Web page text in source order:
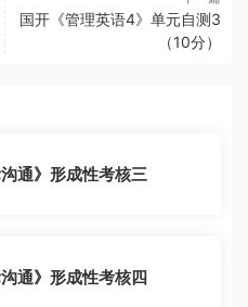
国开《管理英语4》单元自测3
（10分）
通》形成性考核三
通》形成性考核四